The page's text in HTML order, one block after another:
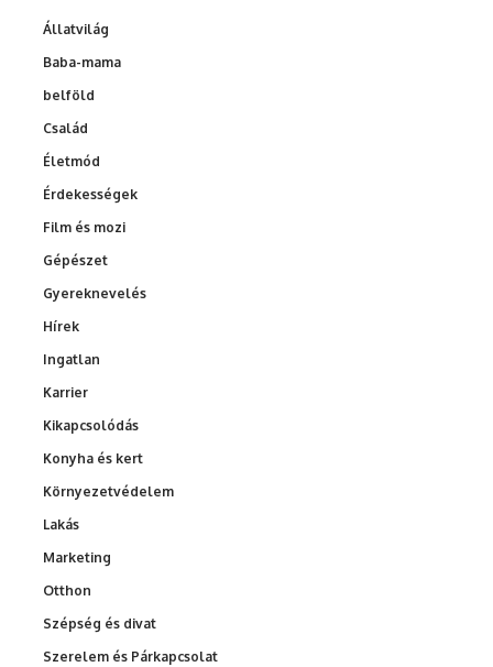
Állatvilág
Baba-mama
belföld
Család
Életmód
Érdekességek
Film és mozi
Gépészet
Gyereknevelés
Hírek
Ingatlan
Karrier
Kikapcsolódás
Konyha és kert
Környezetvédelem
Lakás
Marketing
Otthon
Szépség és divat
Szerelem és Párkapcsolat